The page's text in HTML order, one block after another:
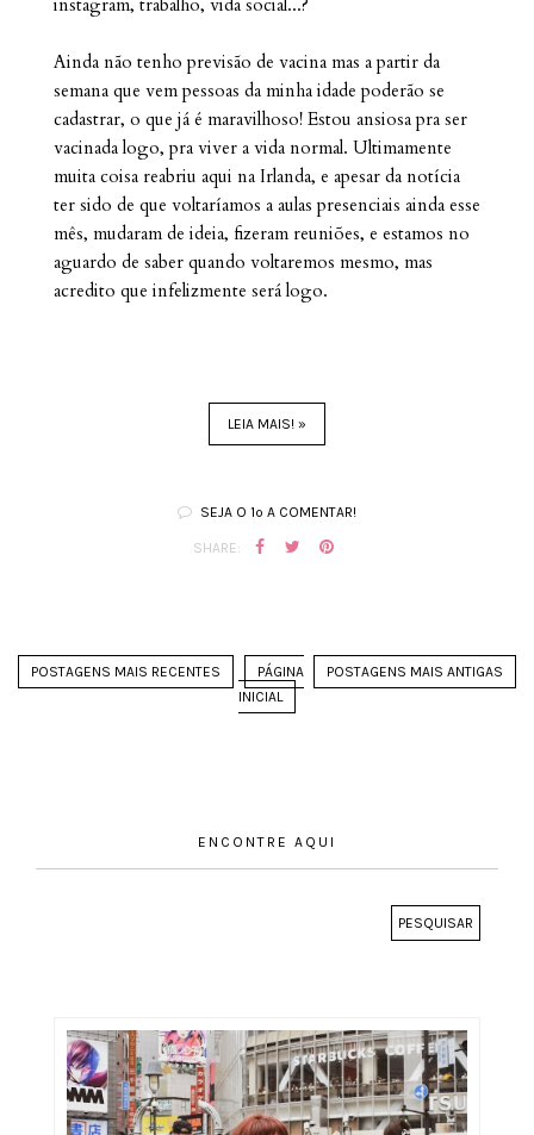
instagram, trabalho, vida social...?
Ainda não tenho previsão de vacina mas a partir da
semana que vem pessoas da minha idade poderão se
cadastrar, o que já é maravilhoso! Estou ansiosa pra ser
vacinada logo, pra viver a vida normal. Ultimamente
muita coisa reabriu aqui na Irlanda, e apesar da notícia
ter sido de que voltaríamos a aulas presenciais ainda esse
mês, mudaram de ideia, fizeram reuniões, e estamos no
aguardo de saber quando voltaremos mesmo, mas
acredito que infelizmente será logo.
LEIA MAIS! »
SEJA O 1º A COMENTAR!
SHARE:
POSTAGENS MAIS RECENTES POSTAGENS MAIS ANTIGAS
PÁGINA
INICIAL
ENCONTRE AQUI